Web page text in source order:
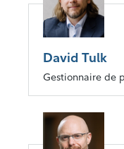
David Tulk
Gestionnaire de